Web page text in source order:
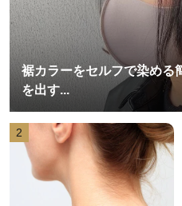
裾カラーをセルフで染める
を出す...
2